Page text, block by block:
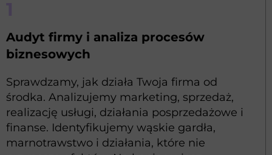
Audyt firmy i analiza procesów
biznesowych
Sprawdzamy, jak działa Twoja firma od
środka. Analizujemy marketing, sprzedaż,
realizację usługi, działania posprzedażowe i
finanse. Identyfikujemy wąskie gardła,
marnotrawstwo i działania, które nie